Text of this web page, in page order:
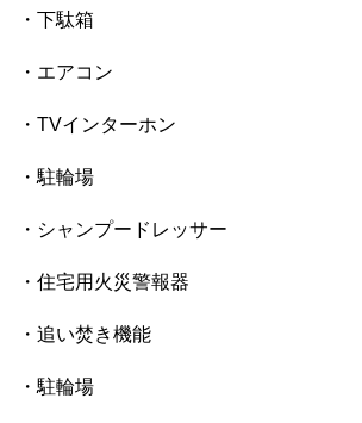
・下駄箱
・エアコン
・TVインターホン
・駐輪場
・シャンプードレッサー
・住宅用火災警報器
・追い焚き機能
・駐輪場